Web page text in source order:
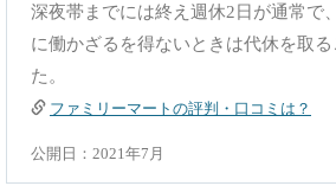
深夜帯までには終え週休2日が通常で
に働かざるを得ないときは代休を取
た。
ファミリーマートの評判・口コミは？
公開日：2021年7月